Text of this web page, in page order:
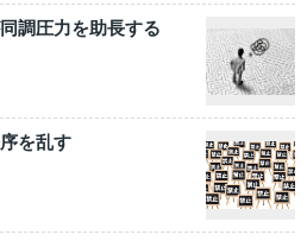
調圧力を助長する
を乱す